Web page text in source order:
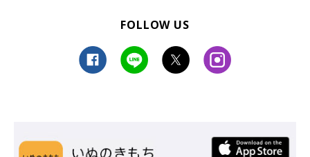
体の先端に色がつく不思議な柄
FOLLOW US